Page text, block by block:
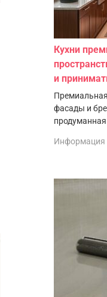
Кухни
и
фасады и
Информация